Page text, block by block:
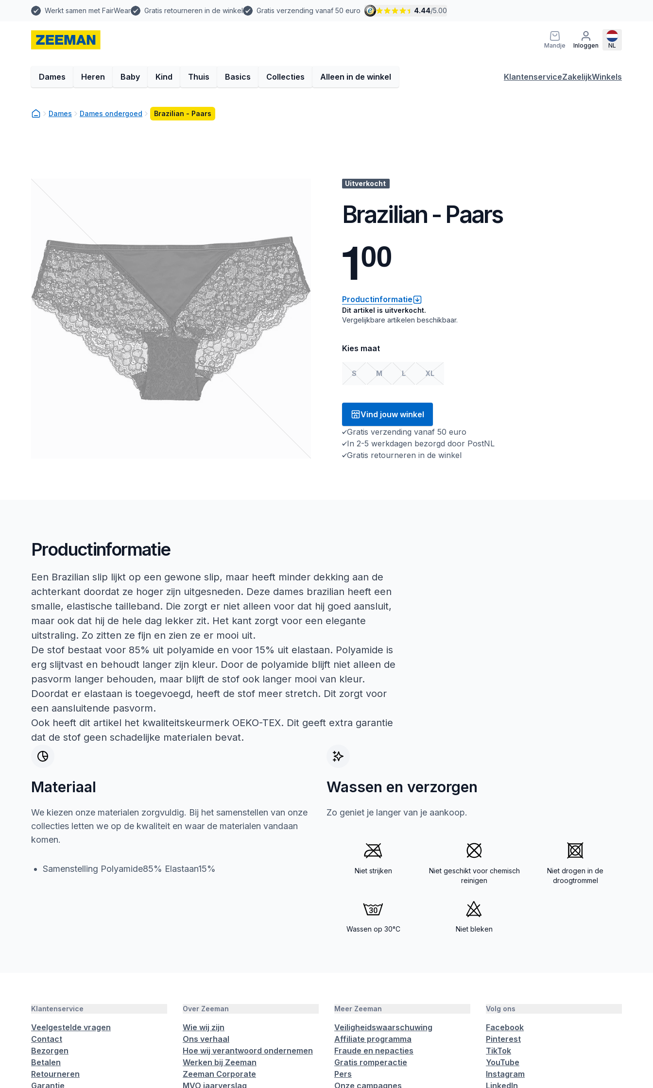
Werkt samen met FairWear Gratis retourneren in de winkel Gratis verzending vanaf 50 euro 4.44/5.00
Mandje Inloggen NL
Dames Heren Baby Kind Thuis Basics Collecties Alleen in de winkel KlantenserviceZakelijkWinkels
Dames Dames ondergoed Brazilian - Paars
Uitverkocht
Brazilian - Paars
100
Productinformatie
Dit artikel is uitverkocht.
Vergelijkbare artikelen beschikbaar.
Kies maat
S M L XL
Vind jouw winkel
Gratis verzending vanaf 50 euro
In 2-5 werkdagen bezorgd door PostNL
Gratis retourneren in de winkel
Productinformatie
Een Brazilian slip lijkt op een gewone slip, maar heeft minder dekking aan de
achterkant doordat ze hoger zijn uitgesneden. Deze dames brazilian heeft een
smalle, elastische tailleband. Die zorgt er niet alleen voor dat hij goed aansluit,
maar ook dat hij de hele dag lekker zit. Het kant zorgt voor een elegante
uitstraling. Zo zitten ze fijn en zien ze er mooi uit.
De stof bestaat voor 85% uit polyamide en voor 15% uit elastaan. Polyamide is
erg slijtvast en behoudt langer zijn kleur. Door de polyamide blijft niet alleen de
pasvorm langer behouden, maar blijft de stof ook langer mooi van kleur.
Doordat er elastaan is toegevoegd, heeft de stof meer stretch. Dit zorgt voor
een aansluitende pasvorm.
Ook heeft dit artikel het kwaliteitskeurmerk OEKO-TEX. Dit geeft extra garantie
dat de stof geen schadelijke materialen bevat.
Materiaal
We kiezen onze materialen zorgvuldig. Bij het samenstellen van onze
collecties letten we op de kwaliteit en waar de materialen vandaan
komen.
Samenstelling Polyamide85% Elastaan15%
Wassen en verzorgen
Zo geniet je langer van je aankoop.
Niet strijken
Niet geschikt voor chemisch
reinigen
Niet drogen in de
droogtrommel
Wassen op 30°C Niet bleken
Klantenservice
Veelgestelde vragen
Contact
Bezorgen
Betalen
Retourneren
Garantie
Over Zeeman
Wie wij zijn
Ons verhaal
Hoe wij verantwoord ondernemen
Werken bij Zeeman
Zeeman Corporate
MVO jaarverslag
Meer Zeeman
Veiligheidswaarschuwing
Affiliate programma
Fraude en nepacties
Gratis romperactie
Pers
Onze campagnes
Volg ons
Facebook
Pinterest
TikTok
YouTube
Instagram
LinkedIn